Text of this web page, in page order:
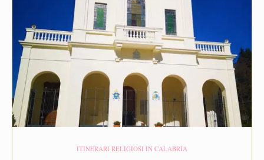
ITINERARI RELIGIOSI IN CALABRIA